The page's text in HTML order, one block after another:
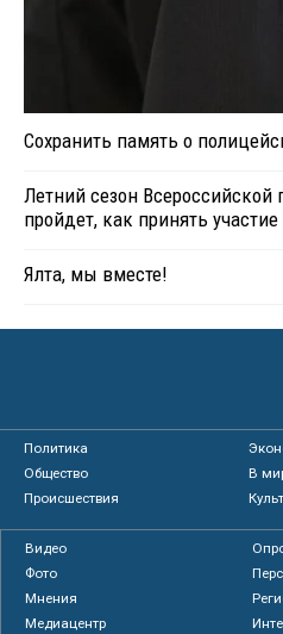
Сохранить память о
Летний сезон Всероссийской
пройдет, как принять участие
Ялта, мы вместе!
Политика
Общество
В
Происшествия
Видео
Фото
Мнения
Медиацентр